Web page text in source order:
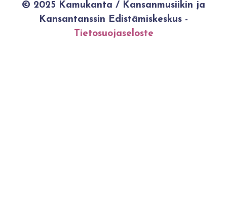
© 2025 Kamukanta / Kansanmusiikin ja
Kansantanssin Edistämiskeskus -
Tietosuojaseloste